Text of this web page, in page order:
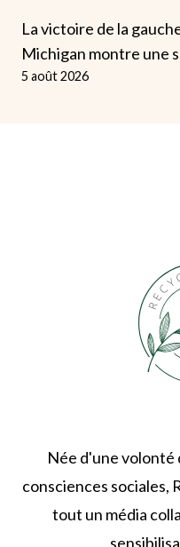
La victoire de la
Michigan montre une
5 août 2026
Née d'une volonté
consciences sociales,
tout un média